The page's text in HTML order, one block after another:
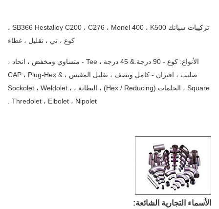
تركيبات سبائك SB366 Hestalloy C200 ، C276 ، Monel 400 ، K500 ،
كوع ، تي ، تقليل ، غطاء
الأنواع: كوع - 90 درجة.& 45 درجة ، Tee - متساوي ومخفض ، اتحاد ،
صليب ، اقتران - كامل ونصف ، تقليل المقبس ، CAP ، Plug-Hex &
Square ، الحلمات (Hex / Reducing) ، البطانة ، Sockolet ، Weldolet ،
Thredolet ، Elbolet ، Nipolet .
التجارية الشائعة: